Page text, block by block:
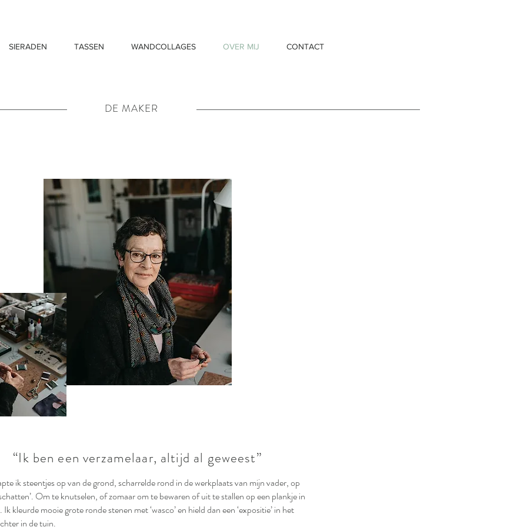
SIERADEN TASSEN WANDCOLLAGES OVER MIJ CONTACT
DE MAKER
“Ik ben een verzamelaar, altijd al geweest”
ik steentjes op van de grond, scharrelde rond in de werkplaats van mijn vader, op
Om te knutselen, of zomaar om te bewaren of uit te stallen op een plankje in
kleurde mooie grote ronde stenen met ‘wasco’ en hield dan een ‘expositie’ in het
in de tuin.